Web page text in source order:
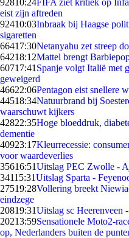
928 10:24FIFA ziet kritiek op
eist zijn aftreden
92410:03Inbraak bij Haagse
sigaretten
66417:30Netanyahu zet streep
64218:12Mattel brengt
60717:41 Spanje volgt Italië met
geweigerd
46622:06Pentagon eist snellere
44518:34Natuurbrand bij
waarschuwt kijkers
42822:35Hoge bloeddruk,
dementie
40923:17Kleurrecessie:
voor waardeverlies
35616:51Uitslag PEC Zwolle -
34115:31Uitslag Sparta -
27519:28Vollering breekt
eindzege
20819:31Uitslag sc Heerenveen
20213:59Sensationele Moto2-
op, Nederlanders buiten de